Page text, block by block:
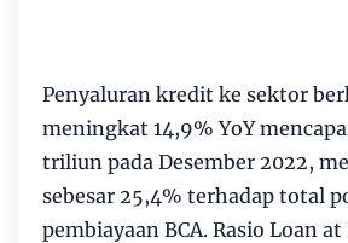
Penyaluran kredit ke sektor
meningkat 14,9% YoY
triliun pada Desember 2022,
sebesar 25,4% terhadap total
pembiayaan BCA. Rasio Loan at